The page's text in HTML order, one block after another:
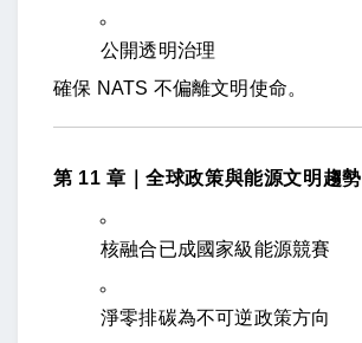
公開透明治理
確保 NATS 不偏離文明使命。
第 11 章｜全球政策與能源文明趨勢
核融合已成國家級能源競賽
淨零排碳為不可逆政策方向